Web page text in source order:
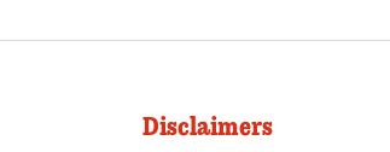
Disclaimers